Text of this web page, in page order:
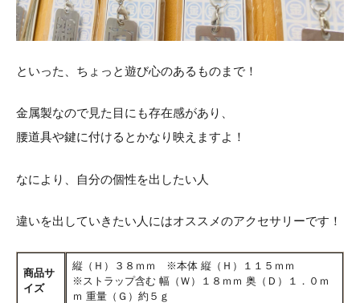
といった、ちょっと遊び心のあるものまで！
金属製なので見た目にも存在感があり、
腰道具や鍵に付けるとかなり映えますよ！
なにより、自分の個性を出したい人
違いを出していきたい人にはオススメのアクセサリーです！
商品サ
イズ
縦（Ｈ）３８ｍｍ ※本体 縦（Ｈ）１１５ｍｍ
※ストラップ含む 幅（Ｗ）１８ｍｍ 奥（Ｄ）１．０ｍ
ｍ 重量（Ｇ）約５ｇ